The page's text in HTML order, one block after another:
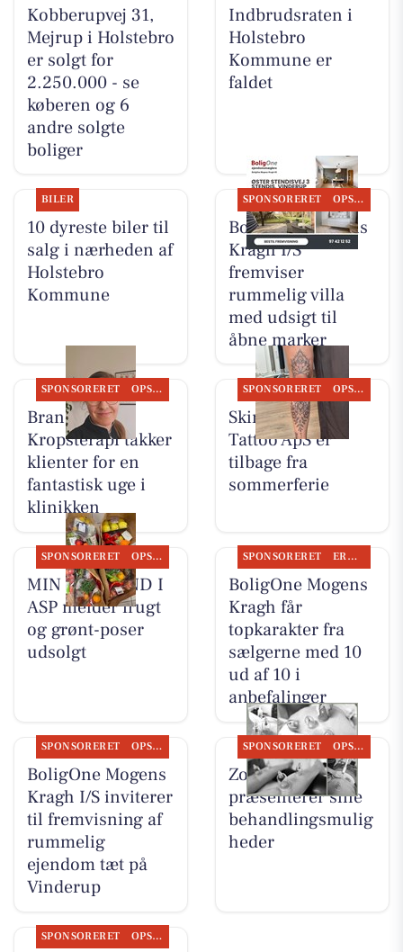
Kobberupvej 31,
Mejrup i Holstebro
er solgt for
2.250.000 - se
køberen og 6
andre solgte
boliger
Indbrudsraten i
Holstebro
Kommune er
faldet
BILER
10 dyreste biler til
salg i nærheden af
Holstebro
Kommune
SPONSORERET OPSLAGSTAVLEN
BoligOne Mogens
Kragh I/S
fremviser
rummelig villa
med udsigt til
åbne marker
SPONSORERET OPSLAGSTAVLEN
Brandsborgs
Kropsterapi takker
klienter for en
fantastisk uge i
klinikken
SPONSORERET OPSLAGSTAVLEN
Skin & Colors
Tattoo ApS er
tilbage fra
sommerferie
SPONSORERET OPSLAGSTAVLEN
MIN KØBMAND I
ASP melder frugt
og grønt-poser
udsolgt
SPONSORERET ERHVERV
BoligOne Mogens
Kragh får
topkarakter fra
sælgerne med 10
ud af 10 i
anbefalinger
SPONSORERET OPSLAGSTAVLEN
BoligOne Mogens
Kragh I/S inviterer
til fremvisning af
rummelig
ejendom tæt på
Vinderup
SPONSORERET OPSLAGSTAVLEN
Zones By Gitte
præsenterer sine
behandlingsmulig
heder
SPONSORERET OPSLAGSTAVLEN